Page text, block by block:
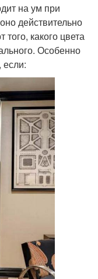
на ум при
действительно
того, какого цвета
Особенно
если: